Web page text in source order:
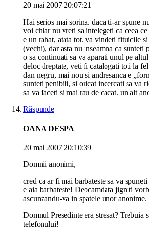
20 mai 2007 20:07:21
Hai serios mai sorina. daca ti-ar spune
voi chiar nu vreti sa intelegeti ca ceea
e un rahat, atata tot. va vindeti fituicile
(vechi), dar asta nu inseamna ca sunteti
o sa continuati sa va aparati unul pe
deloc dreptate, veti fi catalogati toti la
dan negru, mai nou si andresanca e
sunteti penibili, si oricat incercati sa va
sa va faceti si mai rau de cacat. un alt
Răspunde
OANA DESPA
20 mai 2007 20:10:39
Domnii anonimi,
cred ca ar fi mai barbateste sa va
e aia barbateste! Deocamdata jigniti
ascunzandu-va in spatele unor
Domnul Presedinte era stresat? Trebuia
telefonului!